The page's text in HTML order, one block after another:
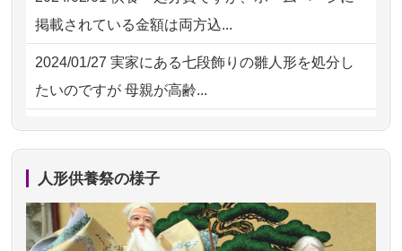
2026/07/15 お客様の声を読み、丁寧に供養してい
ただけそう...
2026/07/13 遠方からでもご依頼出来る点と申込ま
での方法が...
2026/07/10家から近かったので。
2026/07/08誰も住んでいない実家の片付けを始め
掲載されている金額は両方込...
2024/01/27 実家にある七段飾りの雛人形を処分し
たいのですが 母親が高齢...
2024/01/13剥製の供養・処分をお願いできます
ですが？
人形供養祭の様子